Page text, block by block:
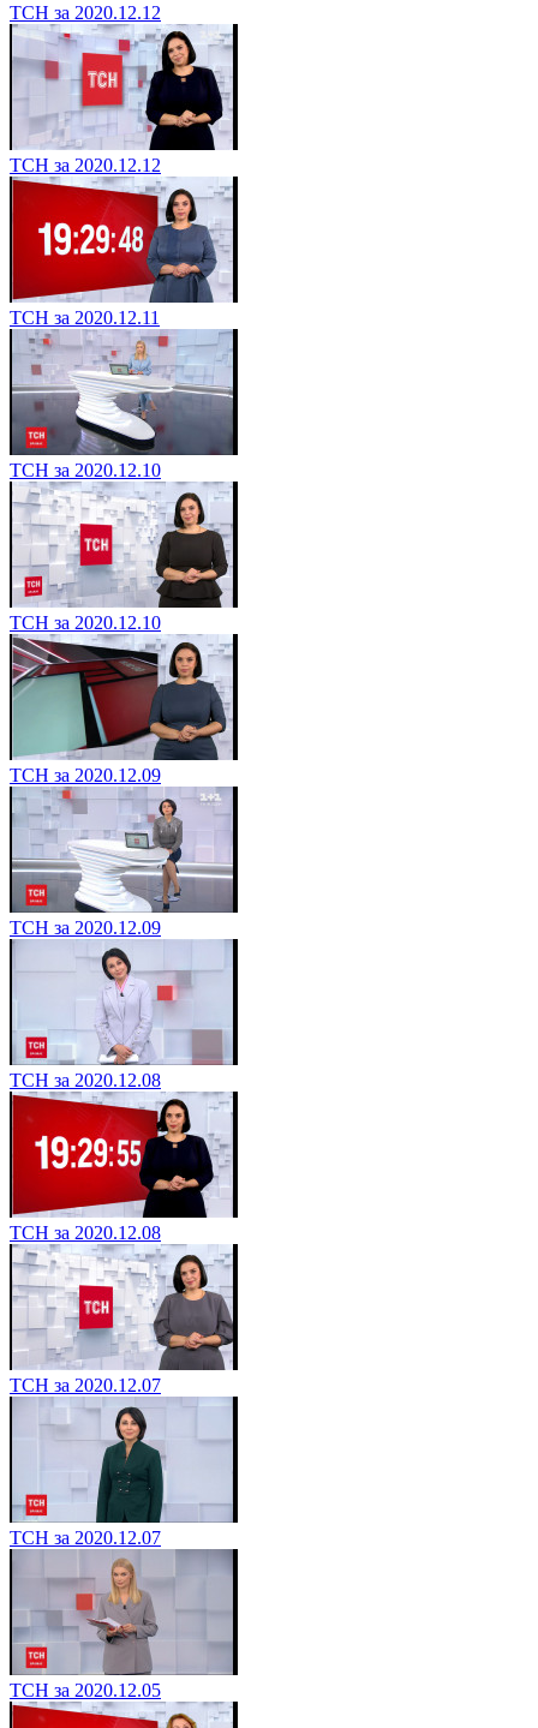
ТСН за 2020.12.12
ТСН за 2020.12.12
ТСН за 2020.12.11
ТСН за 2020.12.10
ТСН за 2020.12.10
ТСН за 2020.12.09
ТСН за 2020.12.09
ТСН за 2020.12.08
ТСН за 2020.12.08
ТСН за 2020.12.07
ТСН за 2020.12.07
ТСН за 2020.12.05